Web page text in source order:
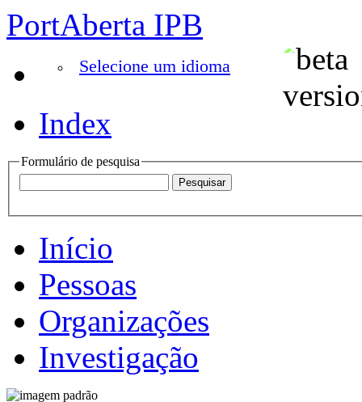
PortAberta IPB
Selecione um idioma
Index
Formulário de pesquisa
Início
Pessoas
Organizações
Investigação